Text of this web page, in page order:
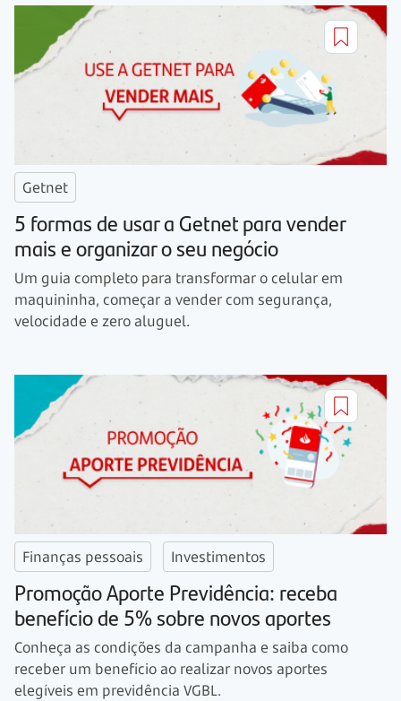
Getnet
5 formas de usar a Getnet para vender
mais e organizar o seu negócio
Um guia completo para transformar o celular em
maquininha, começar a vender com segurança,
velocidade e zero aluguel.
Finanças pessoais Investimentos
Promoção Aporte Previdência: receba
benefício de 5% sobre novos aportes
Conheça as condições da campanha e saiba como
receber um benefício ao realizar novos aportes
elegíveis em previdência VGBL.